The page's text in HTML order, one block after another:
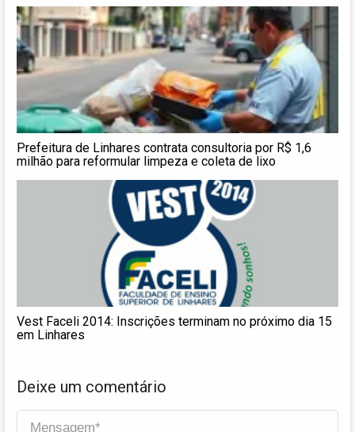
Prefeitura de Linhares contrata consultoria por R$ 1,6
milhão para reformular limpeza e coleta de lixo
Vest Faceli 2014: Inscrições terminam no próximo dia 15
em Linhares
Deixe um comentário